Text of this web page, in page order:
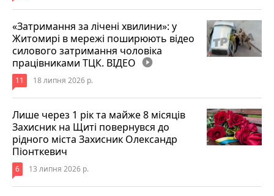
«Затримання за лічені хвилини»: у
Житомирі в мережі поширюють відео
силового затримання чоловіка
працівниками ТЦК. ВІДЕО play_circle_filled
11 18 липня 2026 р.
Лише через 1 рік та майже 8 місяців
Захисник на Щиті повернувся до
рідного міста Захисник Олександр
Піонткевич
6 13 липня 2026 р.